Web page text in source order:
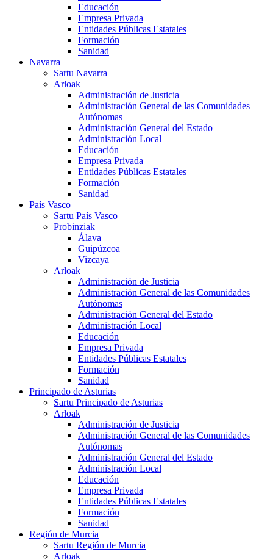
Educación
Empresa Privada
Entidades Públicas Estatales
Formación
Sanidad
Navarra
Sartu Navarra
Arloak
Administración de Justicia
Administración General de las Comunidades
Autónomas
Administración General del Estado
Administración Local
Educación
Empresa Privada
Entidades Públicas Estatales
Formación
Sanidad
País Vasco
Sartu País Vasco
Probinziak
Álava
Guipúzcoa
Vizcaya
Arloak
Administración de Justicia
Administración General de las Comunidades
Autónomas
Administración General del Estado
Administración Local
Educación
Empresa Privada
Entidades Públicas Estatales
Formación
Sanidad
Principado de Asturias
Sartu Principado de Asturias
Arloak
Administración de Justicia
Administración General de las Comunidades
Autónomas
Administración General del Estado
Administración Local
Educación
Empresa Privada
Entidades Públicas Estatales
Formación
Sanidad
Región de Murcia
Sartu Región de Murcia
Arloak